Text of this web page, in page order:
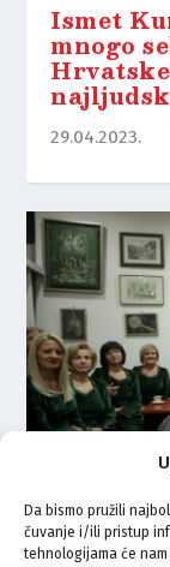
Da bismo pružili
čuvanje i/ili pristup
tehnologijama će
Ismet
mnogo
29.04.2023.
Priča o